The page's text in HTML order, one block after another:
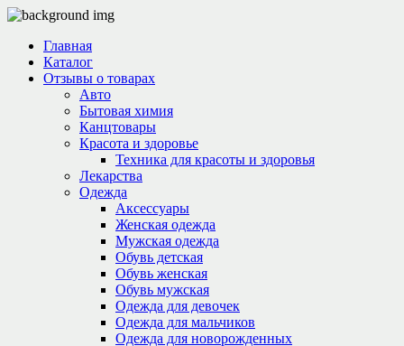
Главная
Каталог
Отзывы о товарах
Авто
Бытовая химия
Канцтовары
Красота и здоровье
Техника для красоты и здоровья
Лекарства
Одежда
Аксессуары
Женская одежда
Мужская одежда
Обувь детская
Обувь женская
Обувь мужская
Одежда для девочек
Одежда для мальчиков
Одежда для новорожденных